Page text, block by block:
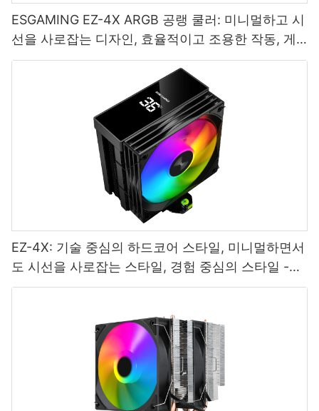
ESGAMING EZ-4X ARGB 공랭 쿨러: 미니멀하고 시
선을 사로잡는 디자인, 효율적이고 조용한 작동, 게
이머의 선택
EZ-4X: 기술 중심의 하드코어 스타일, 미니멀하면서
도 시선을 사로잡는 스타일, 경험 중심의 스타일 -
1765445095337146